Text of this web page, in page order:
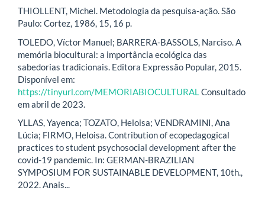
THIOLLENT, Michel. Metodologia da pesquisa-ação. São
Paulo: Cortez, 1986, 15, 16 p.
TOLEDO, Víctor Manuel; BARRERA-BASSOLS, Narciso. A
memória biocultural: a importância ecológica das
sabedorias tradicionais. Editora Expressão Popular, 2015.
Disponível em:
https://tinyurl.com/MEMORIABIOCULTURALConsultado
em abril de 2023.
YLLAS, Yayenca; TOZATO, Heloisa; VENDRAMINI, Ana
Lúcia; FIRMO, Heloisa. Contribution of ecopedagogical
practices to student psychosocial development after the
covid-19 pandemic. In: GERMAN-BRAZILIAN
SYMPOSIUM FOR SUSTAINABLE DEVELOPMENT, 10th.,
2022. Anais...